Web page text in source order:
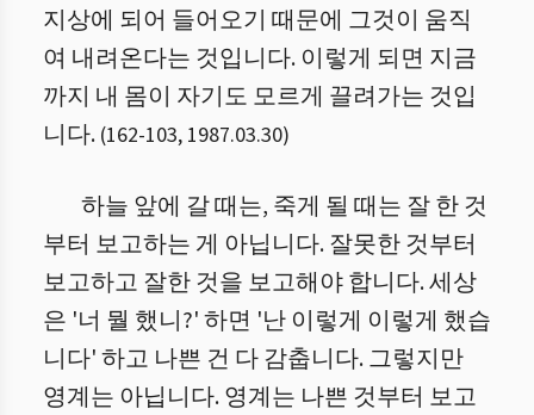
지상에 되어 들어오기 때문에 그것이 움직
여 내려온다는 것입니다. 이렇게 되면 지금
까지 내 몸이 자기도 모르게 끌려가는 것입
니다. (162-103, 1987.03.30)
하늘 앞에 갈 때는, 죽게 될 때는 잘 한 것
부터 보고하는 게 아닙니다. 잘못한 것부터
보고하고 잘한 것을 보고해야 합니다. 세상
은 '너 뭘 했니?' 하면 '난 이렇게 이렇게 했습
니다' 하고 나쁜 건 다 감춥니다. 그렇지만
영계는 아닙니다. 영계는 나쁜 것부터 보고